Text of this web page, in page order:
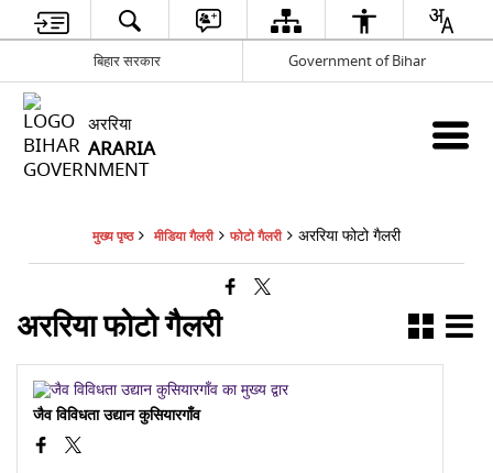
बिहार सरकार Government of Bihar
अररिया
ARARIA
मुख्य पृष्ठ मीडिया गैलरी फोटो गैलरी अररिया फोटो गैलरी
अररिया फोटो गैलरी
जैव विविधता उद्यान कुसियारगाँव